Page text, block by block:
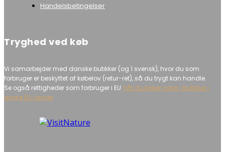
Handelsbetingelser
Tryghed ved køb
Vi samarbejder med danske butikker (og 1 svensk), hvor du som
forbruger er beskyttet af købelov (retur-ret), så du trygt kan handle.
Se også rettigheder som forbruger i EU når du køber varer i butikker i
andre EU-lande